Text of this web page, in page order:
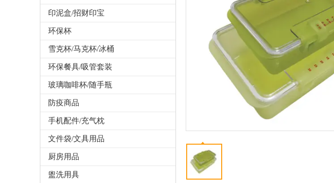
印泥盒/招财印宝
环保杯
雪克杯/马克杯/冰桶
环保餐具/吸管套装
玻璃咖啡杯/随手瓶
防疫商品
手机配件/充气枕
文件袋/文具用品
厨房用品
盥洗用具